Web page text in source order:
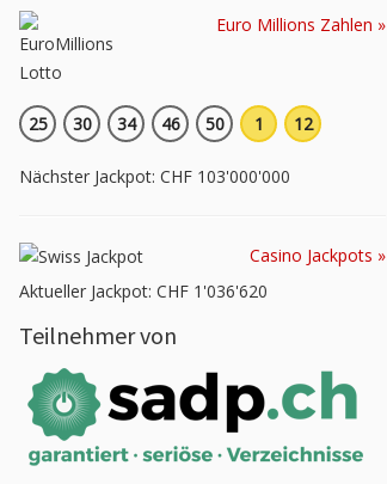
Euro Millions Zahlen »
25 30 34 46 50 1 12
Nächster Jackpot: CHF 103'000'000
Casino Jackpots »
Aktueller Jackpot: CHF 1'036'620
Teilnehmer von